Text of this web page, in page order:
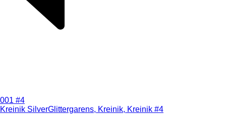
001 #4
Kreinik SilverGlittergarens, Kreinik, Kreinik #4